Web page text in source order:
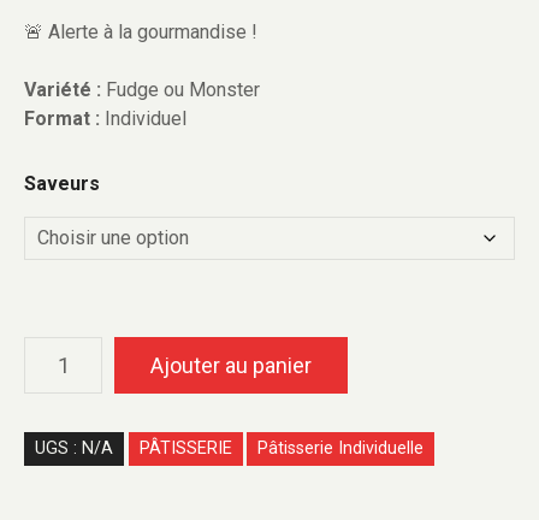
🚨 Alerte à la gourmandise !
Variété : Fudge ou Monster
Format : Individuel
Saveurs
Ajouter au panier
UGS : N/A PÂTISSERIE Pâtisserie Individuelle